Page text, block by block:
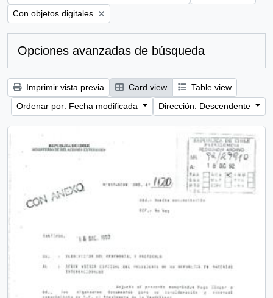
Remove filter:
Con objetos digitales
Opciones avanzadas de búsqueda
Imprimir vista previa Card view
Table view
Ordenar por: Fecha modificada
Dirección: Descendente